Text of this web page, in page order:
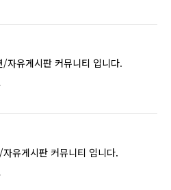
자유게시판 커뮤니티 입니다.
유게시판 커뮤니티 입니다.